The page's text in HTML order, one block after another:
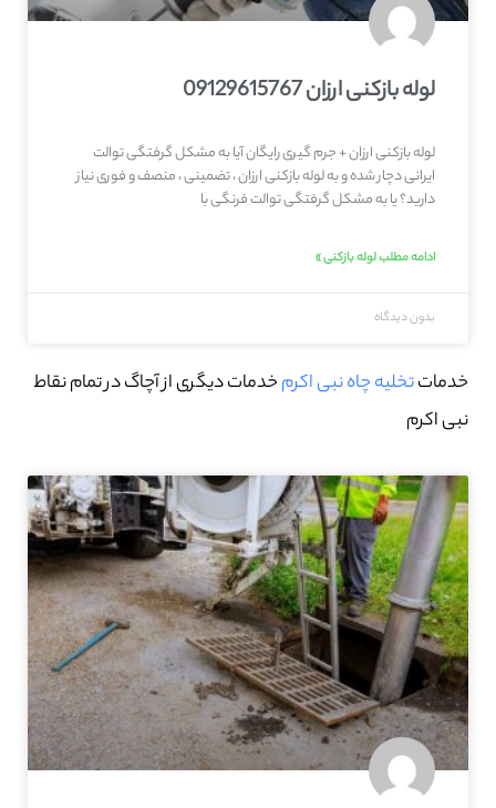
لوله بازکنی ارزان 09129615767
لوله بازکنی ارزان + جرم گیری رایگان آیا به مشکل گرفتگی توالت
ایرانی دچار شده و به لوله بازکنی ارزان ، تضمینی ، منصف و فوری نیاز
دارید؟ یا به مشکل گرفتگی توالت فرنگی با
ادامه مطلب لوله بازکنی »
بدون دیدگاه
خدماتتخلیه چاه نبی اکرمخدمات دیگری از آچاگ در تمام نقاط
نبی اکرم